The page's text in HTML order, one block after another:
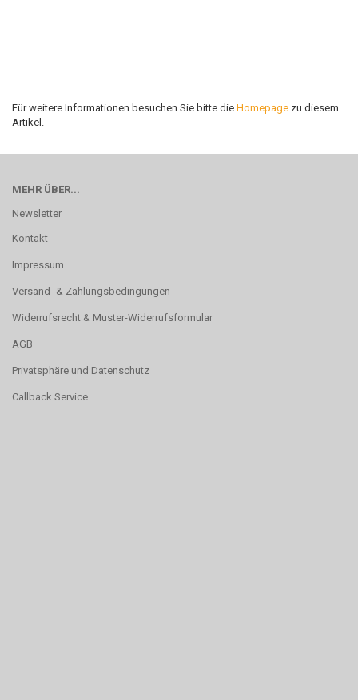
Für weitere Informationen besuchen Sie bitte die Homepage zu diesem
Artikel.
MEHR ÜBER...
Newsletter
Kontakt
Impressum
Versand- & Zahlungsbedingungen
Widerrufsrecht & Muster-Widerrufsformular
AGB
Privatsphäre und Datenschutz
Callback Service